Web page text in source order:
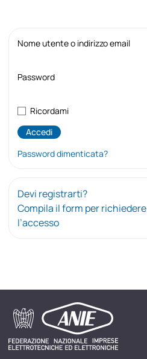
Nome utente o indirizzo email
Password
Ricordami
Password dimenticata?
Devi registrarti?
Compila il form per richiedere
l’accesso